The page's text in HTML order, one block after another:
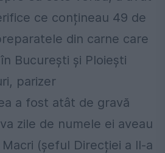
ce conțineau 49 de
din carne care
București și Ploiești
parizer
a fost atât de gravă
zile de numele ei aveau
(șeful Direcției a II-a